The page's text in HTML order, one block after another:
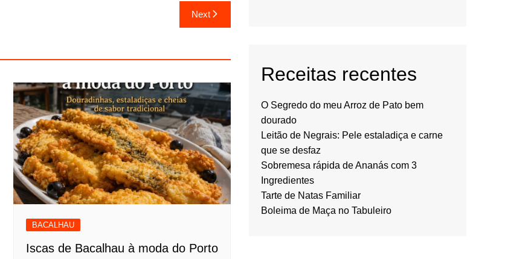
Next
BACALHAU
Iscas de Bacalhau à moda do Porto
Receitas recentes
O Segredo do meu Arroz de Pato bem
dourado
Leitão de Negrais: Pele estaladiça e carne
que se desfaz
Sobremesa rápida de Ananás com 3
Ingredientes
Tarte de Natas Familiar
Boleima de Maça no Tabuleiro